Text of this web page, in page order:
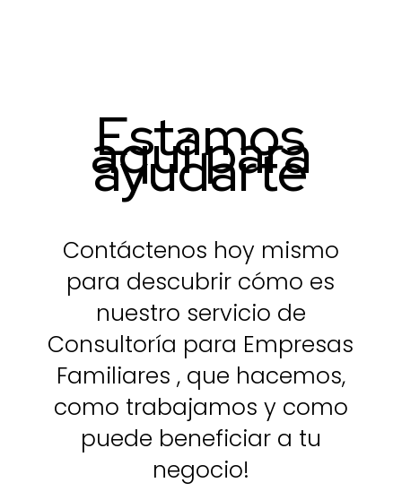
Estamos
aquí para
ayudarte
Contáctenos hoy mismo
para descubrir cómo es
nuestro servicio de
Consultoría para Empresas
Familiares , que hacemos,
como trabajamos y como
puede beneficiar a tu
negocio!